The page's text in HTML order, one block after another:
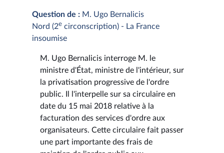
Question de : M. Ugo Bernalicis
Nord (2e circonscription) - La France
insoumise
M. Ugo Bernalicis interroge M. le
ministre d'État, ministre de l'intérieur, sur
la privatisation progressive de l'ordre
public. Il l'interpelle sur sa circulaire en
date du 15 mai 2018 relative à la
facturation des services d'ordre aux
organisateurs. Cette circulaire fait passer
une part importante des frais de